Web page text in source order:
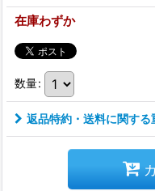
在庫わずか
数量:
返品特約・送料に関する